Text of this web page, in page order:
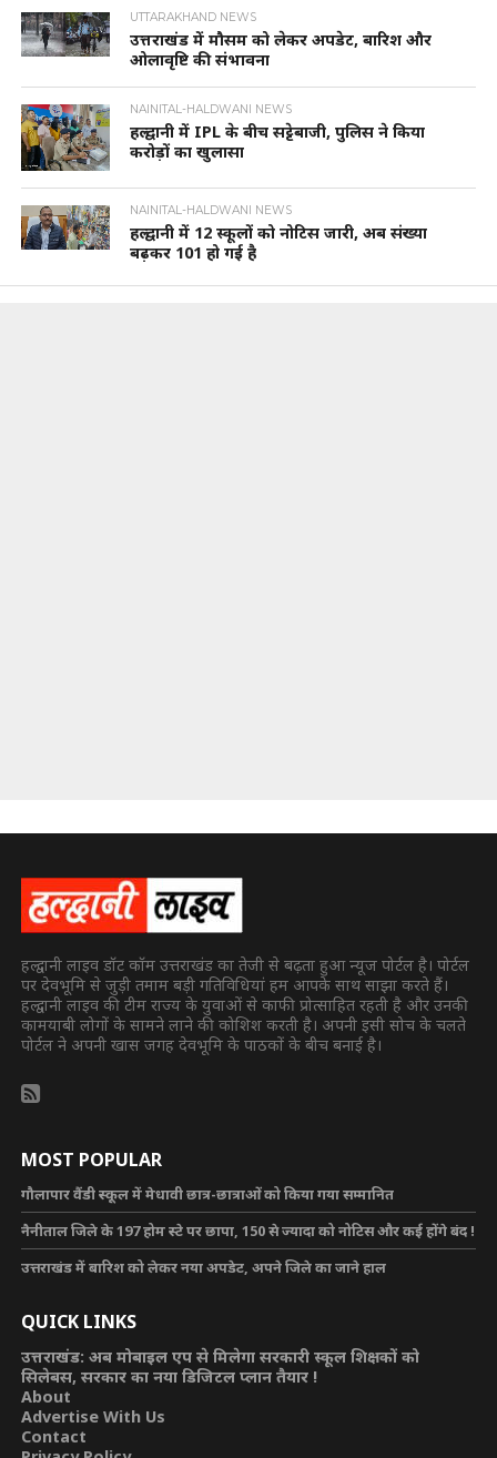
UTTARAKHAND NEWS
उत्तराखंड में मौसम को लेकर अपडेट, बारिश और
ओलावृष्टि की संभावना
NAINITAL-HALDWANI NEWS
हल्द्वानी में IPL के बीच सट्टेबाजी, पुलिस ने किया
करोड़ों का खुलासा
NAINITAL-HALDWANI NEWS
हल्द्वानी में 12 स्कूलों को नोटिस जारी, अब संख्या
बढ़कर 101 हो गई है
हल्द्वानी लाइव डॉट कॉम उत्तराखंड का तेजी से बढ़ता हुआ न्यूज पोर्टल है। पोर्टल
पर देवभूमि से जुड़ी तमाम बड़ी गतिविधियां हम आपके साथ साझा करते हैं।
हल्द्वानी लाइव की टीम राज्य के युवाओं से काफी प्रोत्साहित रहती है और उनकी
कामयाबी लोगों के सामने लाने की कोशिश करती है। अपनी इसी सोच के चलते
पोर्टल ने अपनी खास जगह देवभूमि के पाठकों के बीच बनाई है।
MOST POPULAR
गौलापार वैंडी स्कूल में मेधावी छात्र-छात्राओं को किया गया सम्मानित
नैनीताल जिले के 197 होम स्टे पर छापा, 150 से ज्यादा को नोटिस और कई होंगे बंद !
उत्तराखंड में बारिश को लेकर नया अपडेट, अपने जिले का जाने हाल
QUICK LINKS
उत्तराखंड: अब मोबाइल एप से मिलेगा सरकारी स्कूल शिक्षकों को
सिलेबस, सरकार का नया डिजिटल प्लान तैयार !
About
Advertise With Us
Contact